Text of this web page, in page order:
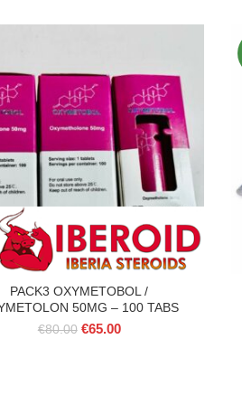
PACK3 OXYMETOBOL /
50MG – 100 TABS
€80.00 Le
€65.00Le